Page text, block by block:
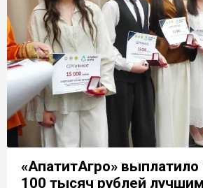
«АпатитАгро»
100 тысяч рублей лучшим